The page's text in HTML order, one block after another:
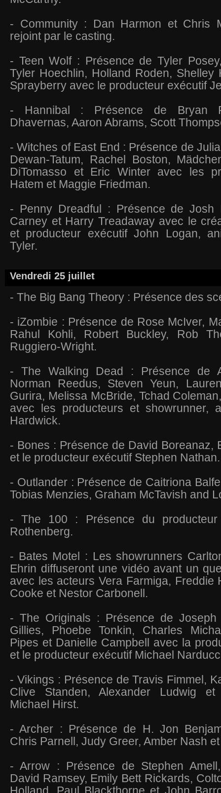
- Community : Dan Harmon et Chris
rejoint par le casting.
- Teen Wolf : Présence de Tyler
Tyler Hoechlin, Holland Roden, Shelley
Sprayberry avec le producteur exécutif
- Hannibal : Présence de Bryan
Dhavernas, Aaron Abrams, Scott
- Witches of East End : Présence de
Dewan-Tatum, Rachel Boston,
DiTomasso et Eric Winter avec les
Hatem et Maggie Friedman.
- Penny Dreadful : Présence de Josh
Carney et Harry Treadaway avec le
et producteur exécutif John Logan,
Tyler.
Vendredi 25 juillet
- The Big Bang Theory : Présence des
- iZombie : Présence de Rose McIver,
Rahul Kohli, Robert Buckley, Rob
Ruggiero-Wright.
- The Walking Dead : Présence de
Norman Reedus, Steven Yeun,
Gurira, Melissa McBride, Tchad
avec les producteurs et showrunner,
Hardwick.
- Bones : Présence de David Boreanaz,
et le producteur exécutif Stephen
- Outlander : Présence de Caitriona
Tobias Menzies, Graham McTavish and
- The 100 : Présence du producteur
Rothenberg.
- Bates Motel : Les showrunners
Ehrin diffuseront une vidéo avant un
avec les acteurs Vera Farmiga, Freddie
Cooke et Nestor Carbonell.
- The Originals : Présence de Joseph
Gillies, Phoebe Tonkin, Charles
Pipes et Danielle Campbell avec la
et le producteur exécutif Michael
- Vikings : Présence de Travis Fimmel,
Clive Standen, Alexander Ludwig
Michael Hirst.
- Archer : Présence de H. Jon
Chris Parnell, Judy Greer, Amber Nash
- Arrow : Présence de Stephen
David Ramsey, Emily Bett Rickards,